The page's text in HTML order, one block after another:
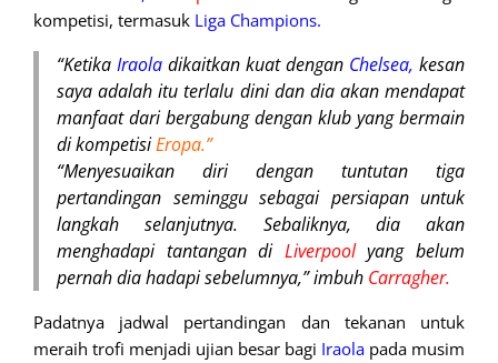
kompetisi, termasuk Liga Champions.
“Ketika Iraola dikaitkan kuat dengan Chelsea, kesan
saya adalah itu terlalu dini dan dia akan mendapat
manfaat dari bergabung dengan klub yang bermain
di kompetisiEropa.”
“Menyesuaikan diri dengan tuntutan tiga
pertandingan seminggu sebagai persiapan untuk
langkah selanjutnya. Sebaliknya, dia akan
menghadapi tantangan di Liverpoolyang belum
pernah dia hadapi sebelumnya,” imbuh Carragher.
Padatnya jadwal pertandingan dan tekanan untuk
meraih trofi menjadi ujian besar bagi Iraola pada musim